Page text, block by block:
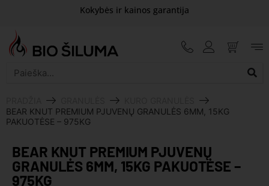
Kokybės ir kainos garantija
BEAR KNUT PREMIUM PJUVENŲ GRANULĖS 6MM, 15KG
PAKUOTĖSE – 975KG
BEAR KNUT PREMIUM PJUVENŲ
GRANULĖS 6MM, 15KG PAKUOTĖSE –
975KG